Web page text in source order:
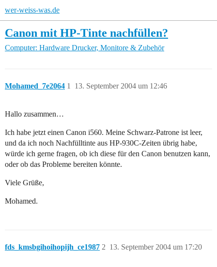
wer-weiss-was.de
Canon mit HP-Tinte nachfüllen?
Computer: Hardware Drucker, Monitore & Zubehör
Mohamed_7e2064 13. September 2004 um 12:46
1
Hallo zusammen…
Ich habe jetzt einen Canon i560. Meine Schwarz-Patrone ist leer,
und da ich noch Nachfülltinte aus HP-930C-Zeiten übrig habe,
würde ich gerne fragen, ob ich diese für den Canon benutzen kann,
oder ob das Probleme bereiten könnte.
Viele Grüße,
Mohamed.
fds_kmsbgihoihopijh_ce1987 13. September 2004 um 17:20
2